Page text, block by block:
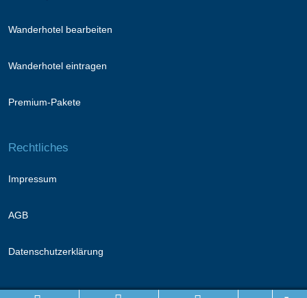
Wanderhotel bearbeiten
Wanderhotel eintragen
Premium-Pakete
Rechtliches
Impressum
AGB
Datenschutzerklärung